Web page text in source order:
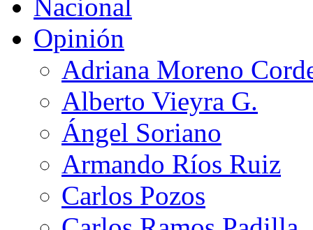
Nacional
Opinión
Adriana Moreno
Alberto Vieyra G.
Ángel Soriano
Armando Ríos Ruiz
Carlos Pozos